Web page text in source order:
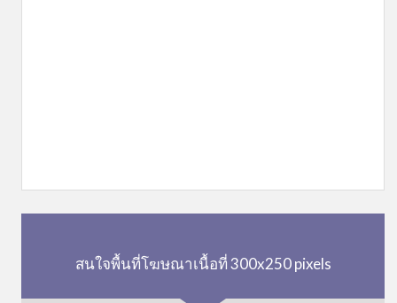
สนใจพื้นที่โฆษณาเนื้อที่ 300x250 pixels